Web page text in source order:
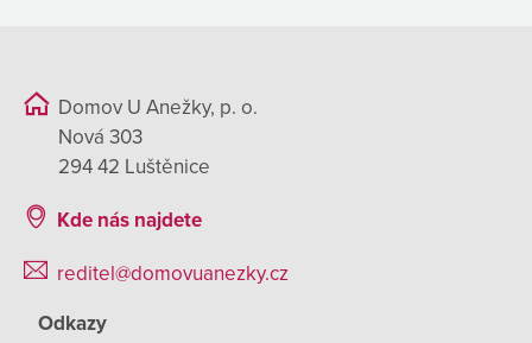
Domov U Anežky, p. o.
Nová 303
294 42 Luštěnice
Kde nás najdete
reditel@domovuanezky.cz
Odkazy